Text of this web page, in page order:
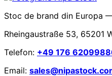
Stoc de brand din Europa
Rheingaustraße 53, 65201
Telefon: +49 176
Email: